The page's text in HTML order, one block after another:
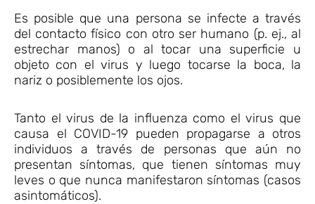
Es posible que una persona se infecte a través
del contacto físico con otro ser humano (p. ej., al
estrechar manos) o al tocar una superficie u
objeto con el virus y luego tocarse la boca, la
nariz o posiblemente los ojos.
Tanto el virus de la influenza como el virus que
causa el COVID-19 pueden propagarse a otros
individuos a través de personas que aún no
presentan síntomas, que tienen síntomas muy
leves o que nunca manifestaron síntomas (casos
asintomáticos).